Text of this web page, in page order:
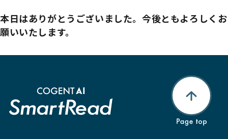
本日はありがとうございました。今後ともよろしくお
願いいたします。